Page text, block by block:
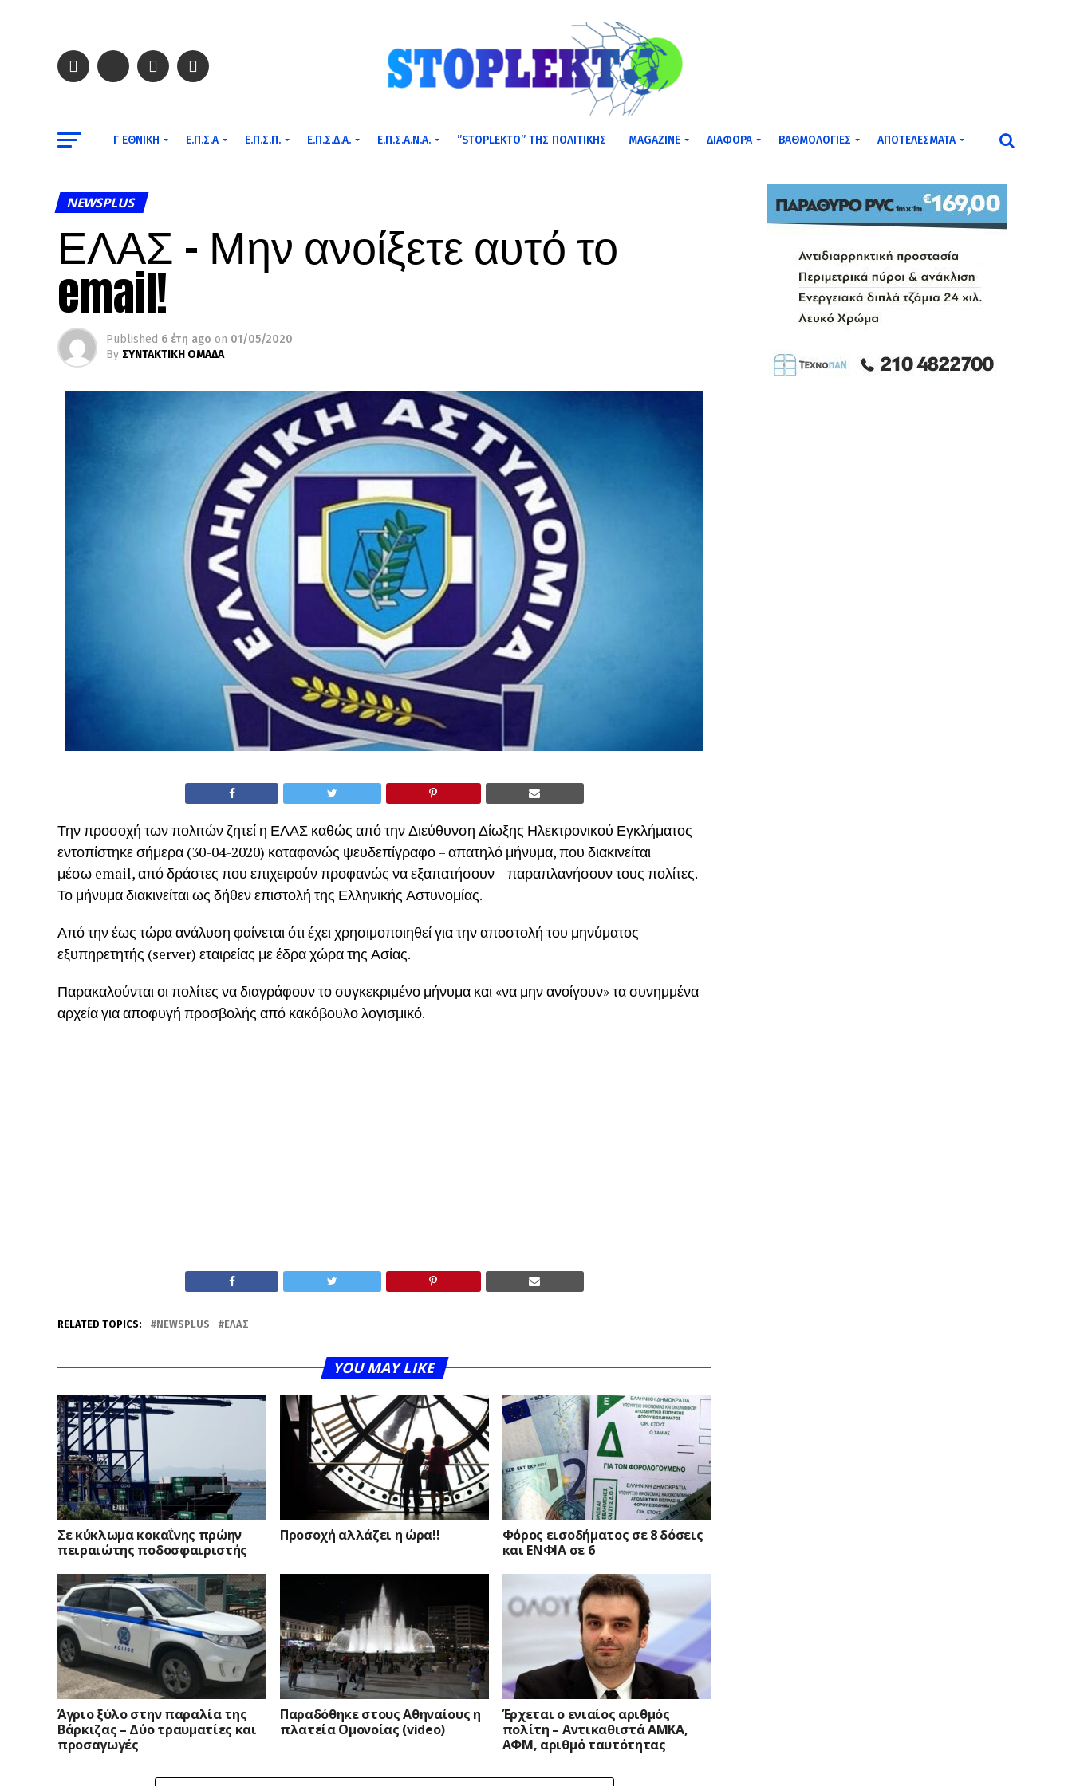
Γ ΕΘΝΙΚΉ Ε.Π.Σ.Α Ε.Π.Σ.Π. Ε.Π.Σ.Δ.Α. Ε.Π.Σ.Α.Ν.Α. ”STOPLEKTO” ΤΗΣ ΠΟΛΙΤΙΚΗΣ MAGAZINE ΔΙΆΦΟΡΑ ΒΑΘΜΟΛΟΓΊΕΣ ΑΠΟΤΕΛΈΣΜΑΤΑ
NEWSPLUS
ΕΛΑΣ – Μην ανοίξετε αυτό το
email!
Published 6 έτη ago on 01/05/2020
By ΣΥΝΤΑΚΤΙΚΗ ΟΜΑΔΑ
Την προσοχή των πολιτών ζητεί η ΕΛΑΣ καθώς από την Διεύθυνση Δίωξης Ηλεκτρονικού Εγκλήματος
εντοπίστηκε σήμερα (30-04-2020) καταφανώς ψευδεπίγραφο – απατηλό μήνυμα, που διακινείται
μέσω email, από δράστες που επιχειρούν προφανώς να εξαπατήσουν – παραπλανήσουν τους πολίτες.
Το μήνυμα διακινείται ως δήθεν επιστολή της Ελληνικής Αστυνομίας.
Από την έως τώρα ανάλυση φαίνεται ότι έχει χρησιμοποιηθεί για την αποστολή του μηνύματος
εξυπηρετητής (server) εταιρείας με έδρα χώρα της Ασίας.
Παρακαλούνται οι πολίτες να διαγράφουν το συγκεκριμένο μήνυμα και «να μην ανοίγουν» τα συνημμένα
αρχεία για αποφυγή προσβολής από κακόβουλο λογισμικό.
RELATED TOPICS: NEWSPLUS ΕΛΑΣ
YOU MAY LIKE
Σε κύκλωμα κοκαΐνης πρώην
πειραιώτης ποδοσφαιριστής
Προσοχή αλλάζει η ώρα!!
Φόρος εισοδήματος σε 8 δόσεις
και ΕΝΦΙΑ σε 6
Άγριο ξύλο στην παραλία της
Βάρκιζας – Δύο τραυματίες και
προσαγωγές
Παραδόθηκε στους Αθηναίους η
πλατεία Ομονοίας (video)
Έρχεται ο ενιαίος αριθμός
πολίτη – Αντικαθιστά ΑΜΚΑ,
ΑΦΜ, αριθμό ταυτότητας